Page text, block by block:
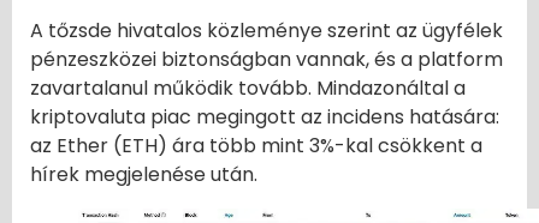
A tőzsde hivatalos közleménye szerint az ügyfélek
pénzeszközei biztonságban vannak, és a platform
zavartalanul működik tovább. Mindazonáltal a
kriptovaluta piac megingott az incidens hatására:
az Ether (ETH) ára több mint 3%-kal csökkent a
hírek megjelenése után.